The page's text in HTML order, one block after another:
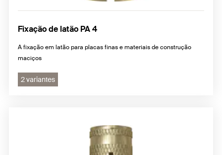
Fixação de latão PA 4
A fixação em latão para placas finas e materiais de construção
maciços
2 variantes